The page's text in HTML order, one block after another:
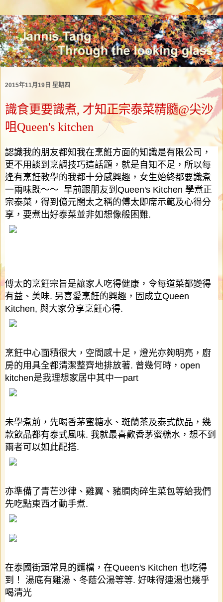
2015年11月19日 星期四
識食更要識煮, 才知正宗泰菜精髓@尖沙
咀Queen's kitchen
認識我的朋友都知我在烹餁方面的知識是有限公司，
更不用談到烹調技巧這話題，就是自知不足，所以每
逢有烹飪教學的我都十分感興趣，女生始終都要識煮
一兩味既～～ 早前跟朋友到 Queen's Kitchen 學煮正
宗泰菜，得到億元闊太之稱的傅太即席示範及心得分
享，要煮出好泰菜並非如想像般困難.
傅太的烹飪宗旨是讓家人吃得健康，令每道菜都變得
有益、美味. 另喜愛烹飪的興趣，固成立Queen
Kitchen, 與大家分享烹飪心得.
烹飪中心面積很大，空間感十足，燈光亦夠明亮，廚
房的用具全都清潔整齊地排放著. 曾幾何時， open
kitchen是我理想家居中其中一part
未學煮前，先喝香茅蜜糖水、斑蘭茶及泰式飲品，幾
款飲品都有泰式風味. 我就最喜歡香茅蜜糖水，想不到
兩者可以如此配搭.
亦準備了青芒沙律、雞翼、豬膶肉碎生菜包等給我們
先吃點東西才動手煮.
在泰國街頭常見的麵檔，在Queen's Kitchen 也吃得
到！
湯底有雞湯、冬蔭公湯等等. 好味得連湯也幾乎
喝清光